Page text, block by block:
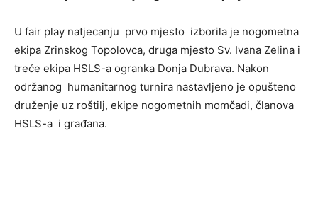
U fair play natjecanju prvo mjesto izborila je nogometna
ekipa Zrinskog Topolovca, druga mjesto Sv. Ivana Zelina i
treće ekipa HSLS-a ogranka Donja Dubrava. Nakon
održanog humanitarnog turnira nastavljeno je opušteno
druženje uz roštilj, ekipe nogometnih momčadi, članova
HSLS-a i građana.